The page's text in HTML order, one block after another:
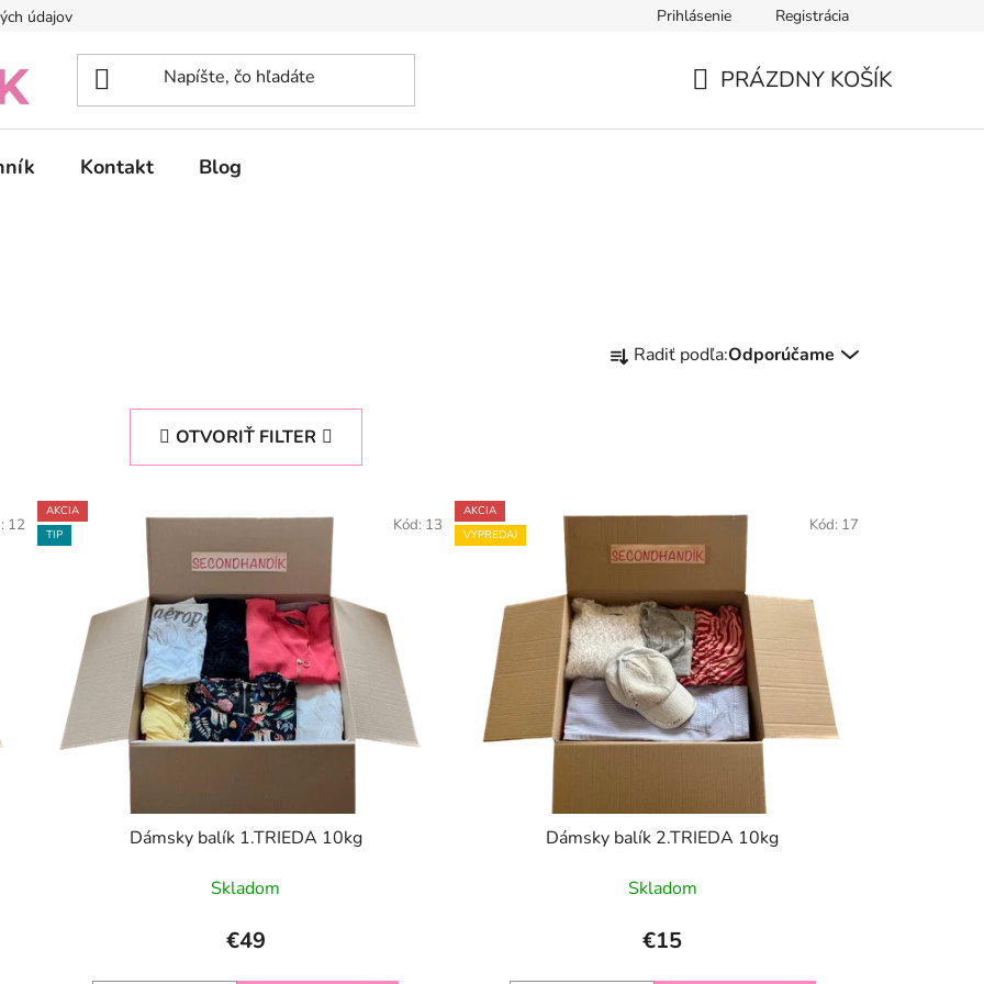
údajov Prihlásenie Registrácia
PRÁZDNY KOŠÍK
Kontakt Blog
a
e
p
r
o
d
u
k
t
o
Radiť podľa:Odporúčame
OTVORIŤ FILTER
12
AKCIA
TIP
Dámsky balík 1.TRIEDA 10kg
Skladom
€49
Kód: 13
AKCIA
VÝPREDAJ
Dámsky balík 2.TRIEDA 10kg
Skladom
€15
Kód: 17